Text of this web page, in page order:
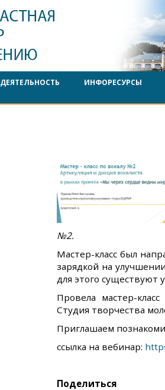
ДЕЯТЕЛЬНОСТЬ ИНФОРЕСУРСЫ
№2.
Мастер-класс был
зарядкой на
для этого существуют
Провела мастер-
Студия творчества
Приглашаем
ссылка на вебинар:
Поделиться